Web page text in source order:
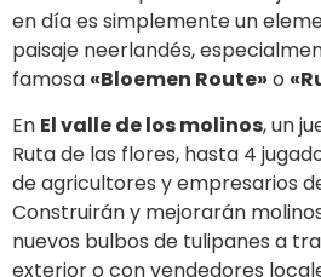
en día es simplemente un
paisaje neerlandés,
famosa «Bloemen Route» o
En El valle de los molinos, un
Ruta de las flores, hasta 4
de agricultores y empresarios
Construirán y mejorarán
nuevos bulbos de tulipanes a
exterior o con vendedores